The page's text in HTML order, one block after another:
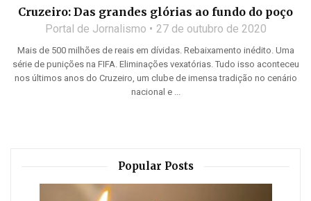
Cruzeiro: Das grandes glórias ao fundo do poço
Portal de Jornalismo 27 de outubro de 2020
Mais de 500 milhões de reais em dívidas. Rebaixamento inédito. Uma
série de punições na FIFA. Eliminações vexatórias. Tudo isso aconteceu
nos últimos anos do Cruzeiro, um clube de imensa tradição no cenário
nacional e ...
Popular Posts